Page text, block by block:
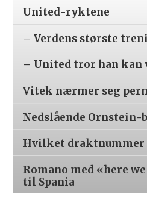
United-ryktene
– Verdens største
– United tror han kan
Vitek nærmer seg
Nedslående Ornstein-
Hvilket draktnummer
Romano med «here
til Spania